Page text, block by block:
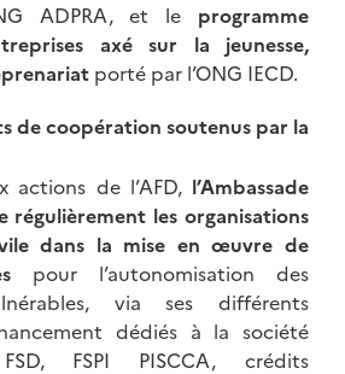
ADPRA, et le programme
axé sur la jeunesse,
porté par l’ONG IECD.
coopération soutenus par la
actions de l’AFD, l’Ambassade
régulièrement les organisations
dans la mise en œuvre de
pour l’autonomisation des
via ses différents
dédiés à la société
FSPI PISCCA, crédits